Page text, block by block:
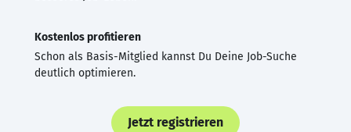
Kostenlos profitieren
Schon als Basis-Mitglied kannst Du Deine Job-Suche
deutlich optimieren.
Jetzt registrieren